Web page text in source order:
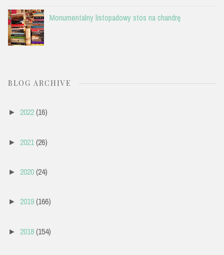
Monumentalny listopadowy stos na chandrę
BLOG ARCHIVE
► 2022(16)
► 2021(26)
► 2020(24)
► 2019(166)
► 2018(154)